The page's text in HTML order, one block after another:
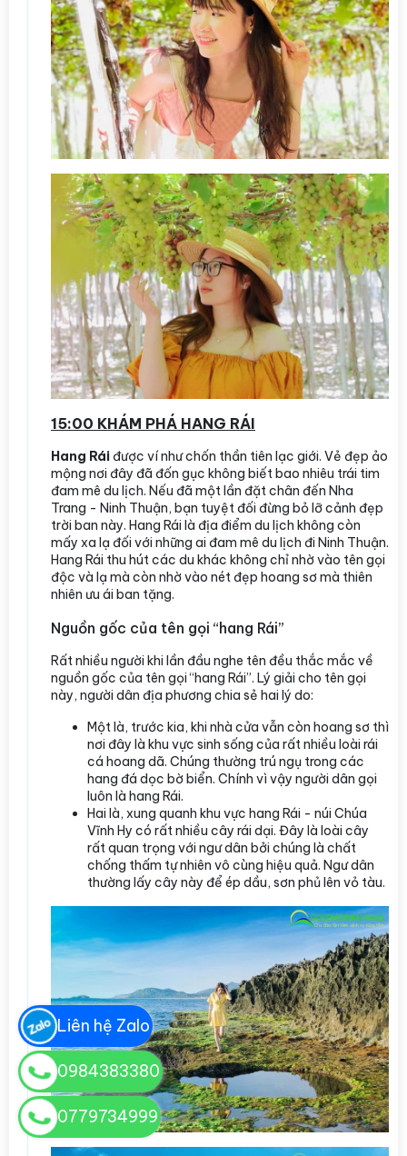
15:00 KHÁM PHÁ HANG RÁI
Hang Ráiđược ví như chốn thần tiên lạc giới. Vẻ đẹp ảo
mộng nơi đây đã đốn gục không biết bao nhiêu trái tim
đam mê du lịch. Nếu đã một lần đặt chân đến Nha
Trang - Ninh Thuận, bạn tuyệt đối đừng bỏ lỡ cảnh đẹp
trời ban này. Hang Rái là địa điểm du lịch không còn
mấy xa lạ đối với những ai đam mê du lịch đi Ninh Thuận.
Hang Rái thu hút các du khác không chỉ nhờ vào tên gọi
độc và lạ mà còn nhờ vào nét đẹp hoang sơ mà thiên
nhiên ưu ái ban tặng.
Nguồn gốc của tên gọi “hang Rái”
Rất nhiều người khi lần đầu nghe tên đều thắc mắc về
nguồn gốc của tên gọi “hang Rái”. Lý giải cho tên gọi
này, người dân địa phương chia sẻ hai lý do:
Một là, trước kia, khi nhà cửa vẫn còn hoang sơ thì
nơi đây là khu vực sinh sống của rất nhiều loài rái
cá hoang dã. Chúng thường trú ngụ trong các
hang đá dọc bờ biển. Chính vì vậy người dân gọi
luôn là hang Rái.
Hai là, xung quanh khu vực hang Rái - núi Chúa
Vĩnh Hy có rất nhiều cây rái dại. Đây là loài cây
rất quan trọng với ngư dân bởi chúng là chất
chống thấm tự nhiên vô cùng hiệu quả. Ngư dân
thường lấy cây này để ép dầu, sơn phủ lên vỏ tàu.
0984383380
0779734999
Liên hệ Zalo